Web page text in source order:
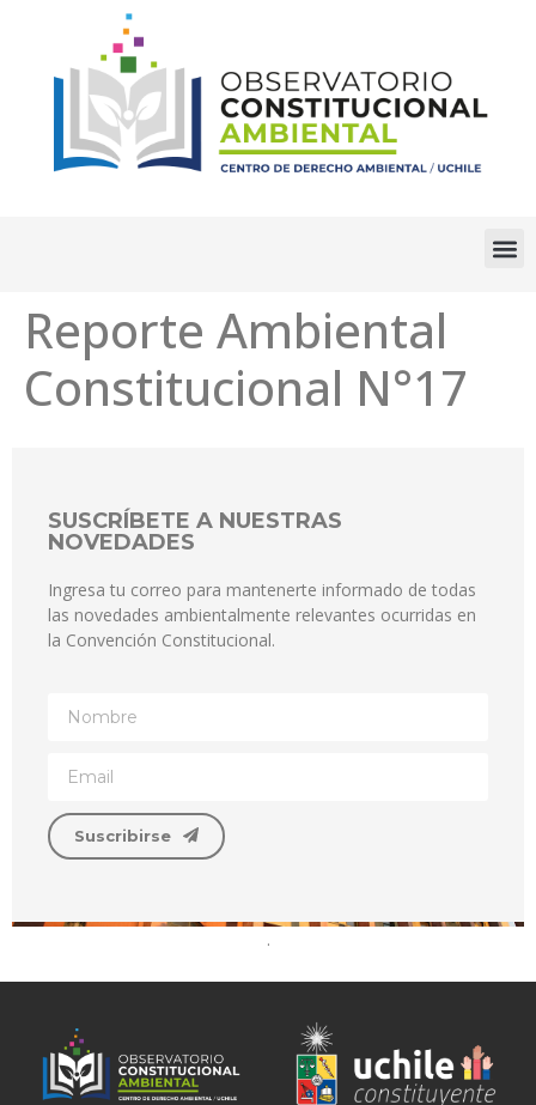
Reporte Ambiental
Constitucional N°17
SUSCRÍBETE A NUESTRAS
NOVEDADES
Ingresa tu correo para mantenerte informado de todas
las novedades ambientalmente relevantes ocurridas en
la Convención Constitucional.
Suscribirse
.